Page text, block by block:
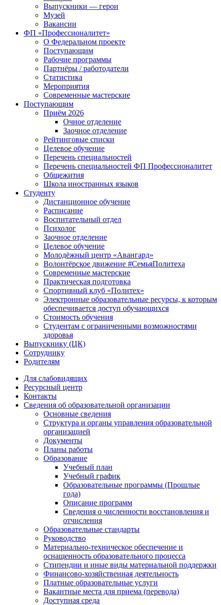
Выпускники — герои
Музей
Вакансии
ФП «Профессионалитет»
О Федеральном проекте
Поступающим
Рабочие программы
Партнёры / работодатели
Статистика
Мероприятия
Современные мастерские
Поступающим
Приём 2026
Очное отделение
Заочное отделение
Рейтинговые списки
Целевое обучение
Перечень специальностей
Перечень специальностей ФП Профессионалитет
Общежития
Школа иностранных языков
Студенту
Дистанционное обучение
Расписание
Воспитательный отдел
Психолог
Заочное отделение
Целевое обучение
Молодёжный центр «Авангард»
Волонтёрское движение #СемьяПолитеха
Современные мастерские
Практическая подготовка
Спортивный клуб «Политех»
Электронные образовательные ресурсы, к которым
обеспечивается доступ обучающихся
Стоимость обучения
Студентам с ограниченными возможностями
здоровья
Выпускнику (ЦК)
Сотруднику
Родителям
Для слабовидящих
Ресурсный центр
Контакты
Сведения об образовательной организации
Основные сведения
Структура и органы управления образовательной
организацией
Документы
Планы работы
Образование
Учебный план
Учебный график
Образовательные программы (Прошлые
года)
Описание программ
Сведения о численности восстановления и
отчисления
Образовательные стандарты
Руководство
Материально-техническое обеспечение и
оснащенность образовательного процесса
Стипендии и иные виды материальной поддержки
Финансово-хозяйственная деятельность
Платные образовательные услуги
Вакантные места для приема (перевода)
Доступная среда